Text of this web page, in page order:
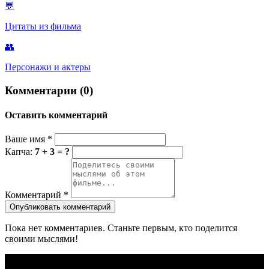
💬
Цитаты из фильма
👥
Персонажи и актеры
Комментарии (0)
Оставить комментарий
Ваше имя *
Капча: 7 + 3 = ?
Комментарий *
Опубликовать комментарий
Пока нет комментариев. Станьте первым, кто поделится
своими мыслями!